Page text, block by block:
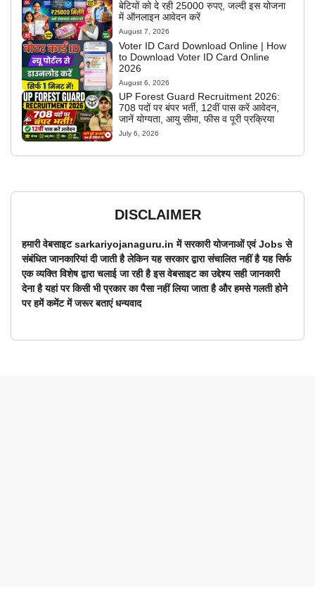
बेटियों को दे रही 25000 रुपए, जल्दी इस योजना
में ऑनलाइन आवेदन करें
August 7, 2026
Voter ID Card Download Online | How
to Download Voter ID Card Online
2026
August 6, 2026
UP Forest Guard Recruitment 2026:
708 पदों पर बंपर भर्ती, 12वीं पास करें आवेदन,
जानें योग्यता, आयु सीमा, फीस व पूरी प्रक्रिया
July 6, 2026
DISCLAIMER
हमारी वेबसाइट sarkariyojanaguru.in में सरकारी योजनाओं एवं Jobs से
संबंधित जानकारियां दी जाती है लेकिन यह सरकार द्वारा संचालित नहीं है यह सिर्फ
एक व्यक्ति विशेष द्वारा चलाई जा रही है इस वेबसाइट का उद्देश्य सही जानकारी
देना है यहां पर किसी भी प्रकार का पैसा नहीं लिया जाता है और हमसे गलती होने
पर हमें कमेंट में जरूर बताएं धन्यवाद